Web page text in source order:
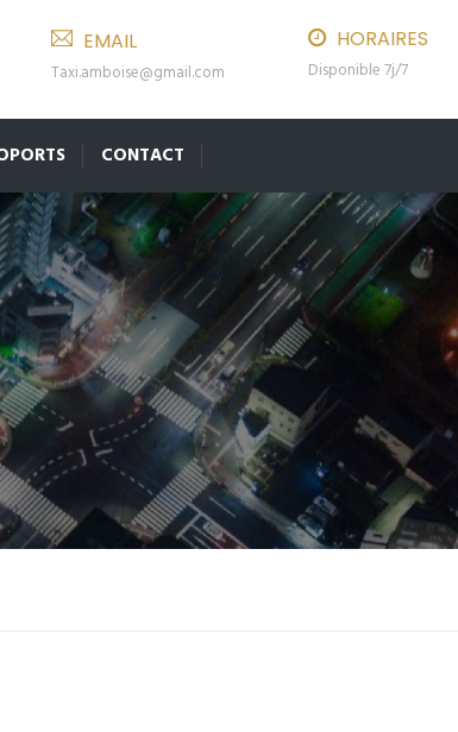
EMAIL
Taxi.amboise@gmail.com
HORAIRES
Disponible 7j/7
CONTACT